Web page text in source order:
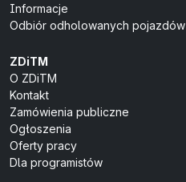
Informacje
Odbiór odholowanych pojazdów
ZDiTM
O ZDiTM
Kontakt
Zamówienia publiczne
Ogłoszenia
Oferty pracy
Dla programistów